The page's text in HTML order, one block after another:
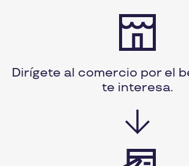
Dirígete al comercio por el
te interesa.